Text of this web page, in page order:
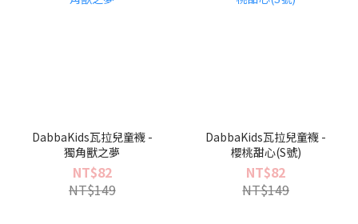
DabbaKids瓦拉兒童襪 -
獨角獸之夢
NT$82
NT$149
DabbaKids瓦拉兒童襪 -
櫻桃甜心(S號)
NT$82
NT$149